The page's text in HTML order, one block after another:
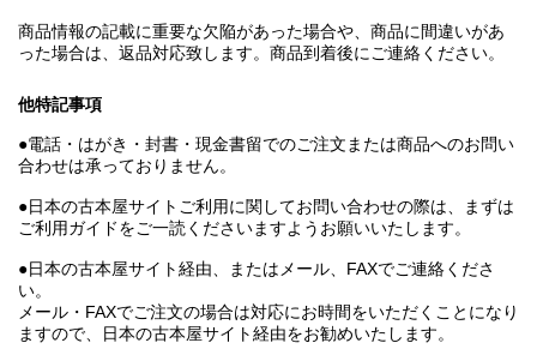
商品情報の記載に重要な欠陥があった場合や、商品に間違いがあ
った場合は、返品対応致します。商品到着後にご連絡ください。
他特記事項
●電話・はがき・封書・現金書留でのご注文または商品へのお問い
合わせは承っておりません。
●日本の古本屋サイトご利用に関してお問い合わせの際は、まずは
ご利用ガイドをご一読くださいますようお願いいたします。
●日本の古本屋サイト経由、またはメール、FAXでご連絡くださ
い。
メール・FAXでご注文の場合は対応にお時間をいただくことになり
ますので、日本の古本屋サイト経由をお勧めいたします。